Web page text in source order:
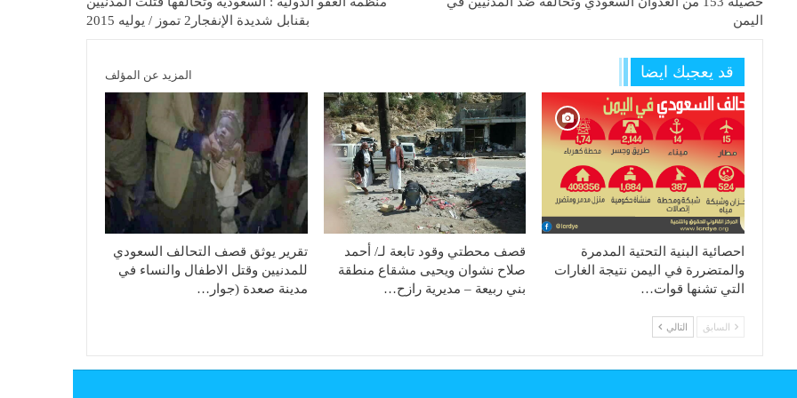
اليمن
بقنابل شديدة الإنفجار2 تموز / يوليه 2015
قد يعجبك ايضا المزيد عن المؤلف
احصائية البنية التحتية المدمرة
والمتضررة في اليمن نتيجة الغارات
التي تشنها قوات…
قصف محطتي وقود تابعة لـ/ أحمد
صلاح نشوان ويحيى مشقاع منطقة
بني ربيعة – مديرية رازح…
تقرير يوثق قصف التحالف السعودي
للمدنيين وقتل الاطفال والنساء في
مدينة صعدة (جوار…
السابق التالي